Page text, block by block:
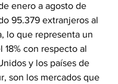
enero a agosto de
95.379 extranjeros al
lo que representa un
con respecto al
y los países de
son los mercados que